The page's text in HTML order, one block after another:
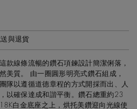
與退貨
款線條流暢的鑽石項鍊設計簡潔俐落，
美質。 由一圈圓形明亮式鑽石組成，
隊以遵循道德章程的方式開採而出、人
以確保達成和諧平衡。鑽石總重約23
白金底座之上，烘托美鑽迎向光線使